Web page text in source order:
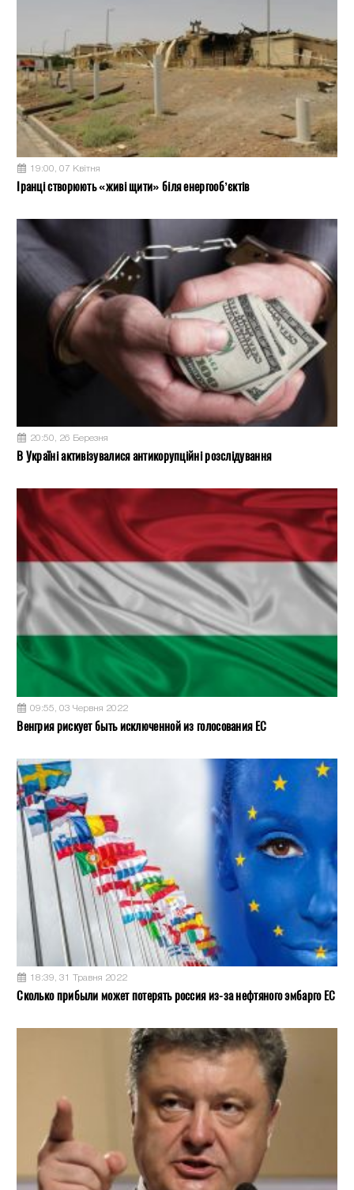
19:00, 07 Квітня
Іранці створюють «живі щити» біля енергооб’єктів
20:50, 26 Березня
В Україні активізувалися антикорупційні розслідування
09:55, 03 Червня 2022
Венгрия рискует быть исключенной из голосования ЕС
18:39, 31 Травня 2022
Сколько прибыли может потерять россия из-за нефтяного эмбарго ЕС